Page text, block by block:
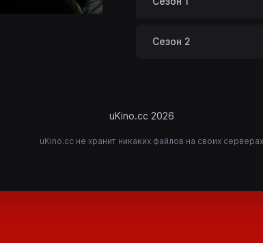
Сезон 2
uKino.cc 2026
uKino.cc не хранит никаких файлов на своих